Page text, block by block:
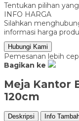
Tentukan pilihan
INFO HARGA
Silahkan
informasi harga
Hubungi Kami
Pemesanan lebih
Bagikan ke
Meja Kantor
120cm
Deskripsi Info